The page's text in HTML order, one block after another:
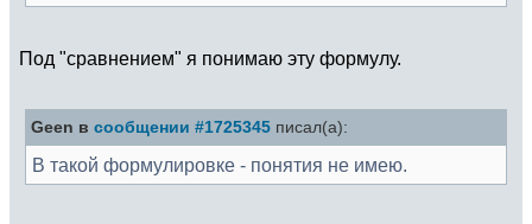
Под "сравнением" я понимаю эту формулу.
Geen в сообщении #1725345 писал(а):
В такой формулировке - понятия не имею.